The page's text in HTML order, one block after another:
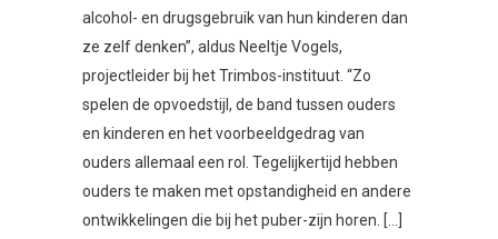
alcohol- en drugsgebruik van hun kinderen dan
ze zelf denken”, aldus Neeltje Vogels,
projectleider bij het Trimbos-instituut. “Zo
spelen de opvoedstijl, de band tussen ouders
en kinderen en het voorbeeldgedrag van
ouders allemaal een rol. Tegelijkertijd hebben
ouders te maken met opstandigheid en andere
ontwikkelingen die bij het puber-zijn horen. […]